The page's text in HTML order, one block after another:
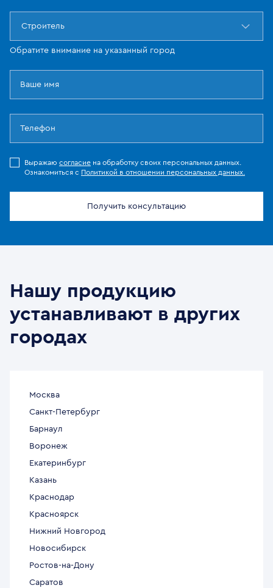
Строитель
Обратите внимание на указанный город
Выражаю согласие на обработку своих персональных данных.
Ознакомиться с Политикой в отношении персональных данных.
Получить консультацию
Нашу продукцию
устанавливают в других
городах
Москва
Санкт-Петербург
Барнаул
Воронеж
Екатеринбург
Казань
Краснодар
Красноярск
Нижний Новгород
Новосибирск
Ростов-на-Дону
Саратов